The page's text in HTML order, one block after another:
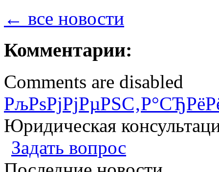
← все новости
Комментарии:
Comments are disabled
Юридическая
Задать вопрос